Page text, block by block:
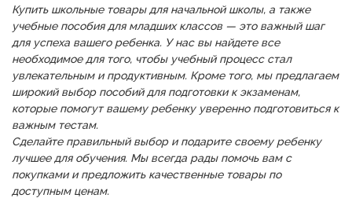
Купить школьные товары для начальной школы, а также
учебные пособия для младших классов — это важный шаг
для успеха вашего ребенка. У нас вы найдете все
необходимое для того, чтобы учебный процесс стал
увлекательным и продуктивным. Кроме того, мы предлагаем
широкий выбор пособий для подготовки к экзаменам,
которые помогут вашему ребенку уверенно подготовиться к
важным тестам.
Сделайте правильный выбор и подарите своему ребенку
лучшее для обучения. Мы всегда рады помочь вам с
покупками и предложить качественные товары по
доступным ценам.